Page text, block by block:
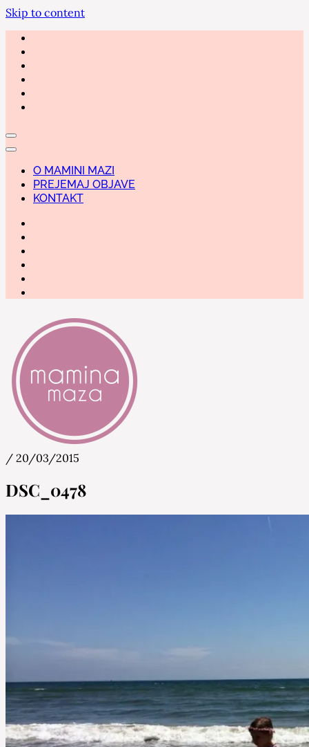
Skip to content
O MAMINI MAZI
PREJEMAJ OBJAVE
KONTAKT
Mamina Maza
/ 20/03/2015
DSC_0478